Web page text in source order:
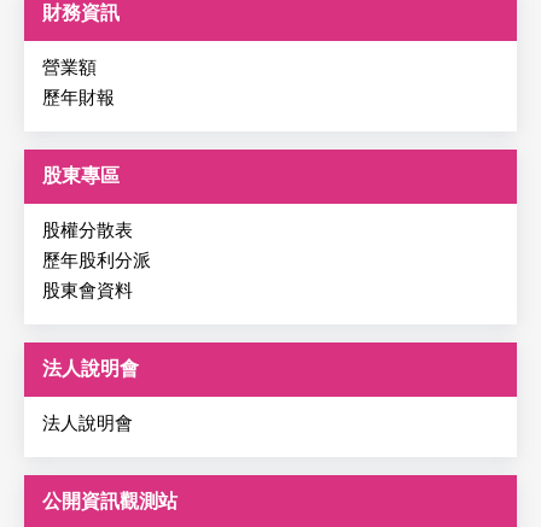
財務資訊
營業額
歷年財報
股東專區
股權分散表
歷年股利分派
股東會資料
法人說明會
法人說明會
公開資訊觀測站